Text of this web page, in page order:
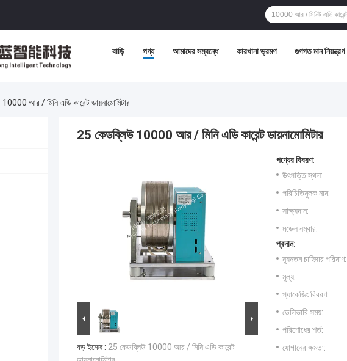
বাড়ি পণ্য আমাদের সম্বন্ধে কারখানা ভ্রমণ গুণগত মান নিয়ন্ত্রণ
আর / মিনি এডি কারেন্ট ডায়নামোমিটার
25 কেডব্লিউ 10000 আর / মিনি এডি কারেন্ট ডায়নামোমিটার
বড় ইমেজ : 25 কেডব্লিউ 10000 আর / মিনি এডি কারেন্ট
পণ্যের বিবরণ:
উৎপত্তি স্থল:
পরিচিতিমুলক নাম:
সাক্ষ্যদান:
মডেল নম্বার:
প্রদান:
ন্যূনতম চাহিদার পরিমাণ:
মূল্য:
প্যাকেজিং বিবরণ:
ডেলিভারি সময়:
পরিশোধের শর্ত:
যোগানের ক্ষমতা: